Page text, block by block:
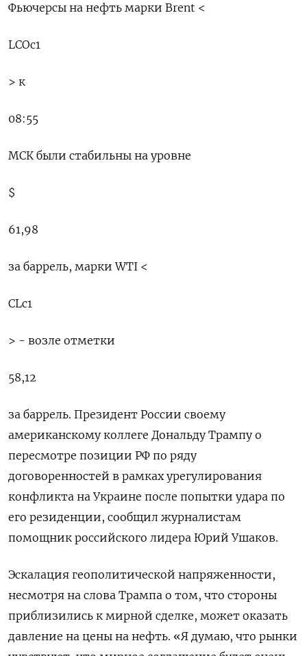
Фьючерсы ⁠на нефть марки ​Brent <
LCOc1
> к
08:⁠55
МСК были стабильны на уровне
$
61,98
за баррель, марки WTI <
CLc1
> - ⁠возле отметки
58,12
за баррель. Президент России своему
американскому коллеге Дональду ‌Трампу о
пересмотре позиции РФ по ряду
договоренностей в ‍рамках урегулирования
конфликта на Украине после попытки удара ‌по
его резиденции, сообщил журналистам
помощник российского лидера Юрий Ушаков.
Эскалация геополитической ​напряженности,
несмотря на слова Трампа о том, что стороны
приблизились к мирной сделке, может оказать
давление на цены ⁠на нефть. «Я думаю, что ‍рынки